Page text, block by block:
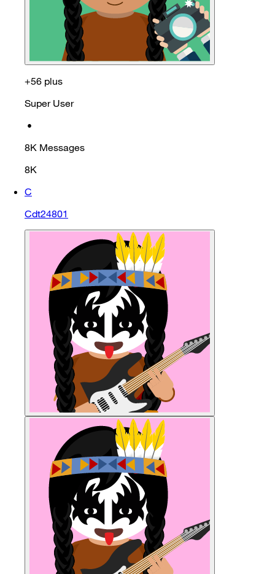
+56 plus
Super User
•
8K Messages
8K
C
Cdt24801